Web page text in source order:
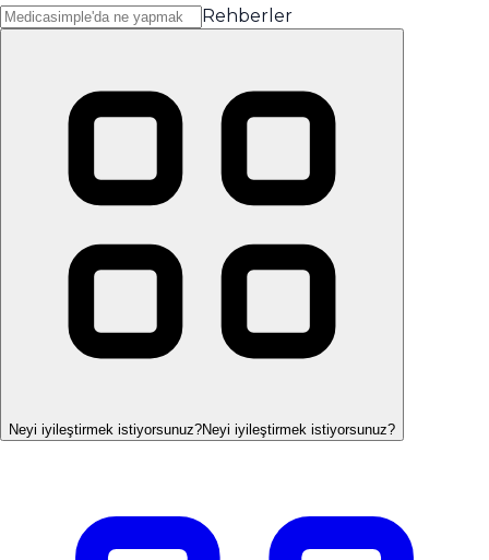
Rehberler
Neyi iyileştirmek istiyorsunuz?Neyi iyileştirmek istiyorsunuz?